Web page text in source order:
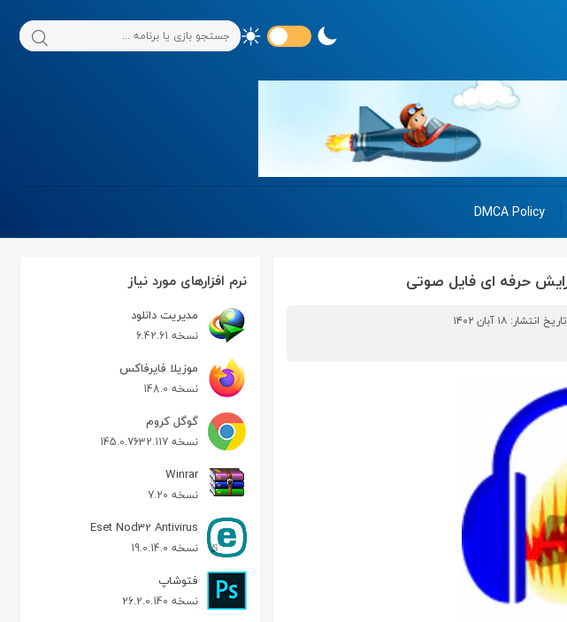
DMCA Policy
تاریخ انتشار: ۱۸ آبان ۱۴۰۲
نرم افزارهای مورد نیاز
مدیریت دانلود
نسخه 6.42.61
موزیلا فایرفاکس
نسخه 148.0
گوگل کروم
نسخه 145.0.7632.117
Winrar
نسخه 7.20
Eset Nod32 Antivirus
نسخه 19.0.14.0
فتوشاپ
نسخه 26.2.0.140